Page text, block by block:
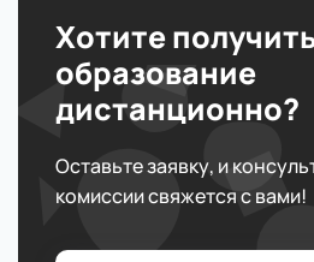
Хотите
образование
дистанционно?
Оставьте заявку, и
комиссии свяжется с вами!